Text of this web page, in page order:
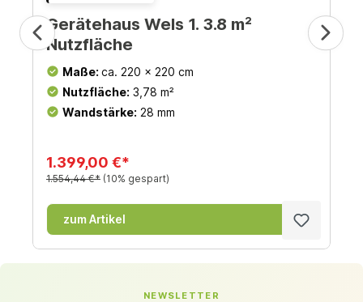
Gerätehaus Wels 1. 3.8 m²
Nutzfläche
Maße: ca. 220 x 220 cm
Nutzfläche: 3,78 m²
Wandstärke: 28 mm
1.399,00 €*
1.554,44 €* (10% gespart)
zum Artikel
NEWSLETTER